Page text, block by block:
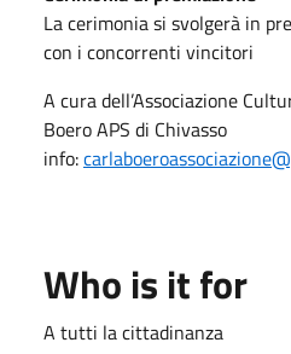
La cerimonia si svolgerà in
con i concorrenti vincitori
A cura dell’Associazione
Boero APS di Chivasso
info:
Who is it for
A tutti la cittadinanza